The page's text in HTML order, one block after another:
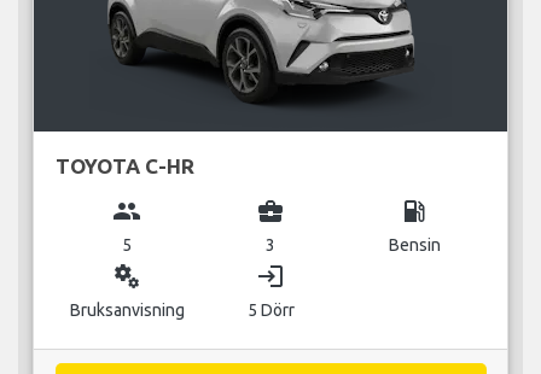
TOYOTA C-HR
group
5
business_center
3
local_gas_station
Bensin
miscellaneous_services
Bruksanvisning
login
5 Dörr